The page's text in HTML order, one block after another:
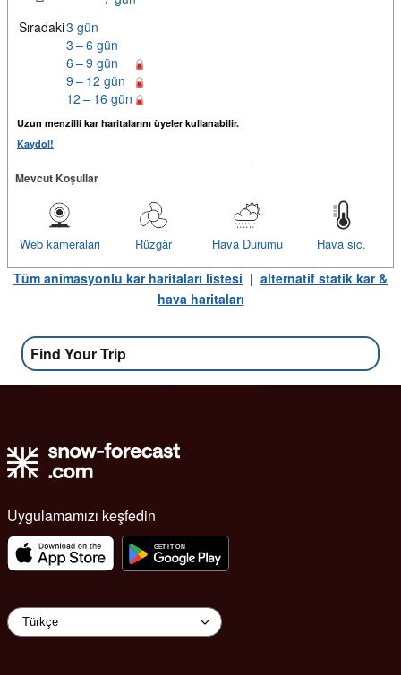
Sıradaki3 gün
3 – 6 gün
6 – 9 gün
9 – 12 gün
12 – 16 gün
Uzun menzilli kar haritalarını üyeler kullanabilir.
Kaydol!
Mevcut Koşullar
Hava sıc.
Hava Durumu
Rüzgâr
Web kameraları
Tüm animasyonlu kar haritaları listesi | alternatif statik kar &
hava haritaları
Find Your Trip
Uygulamamızı keşfedin